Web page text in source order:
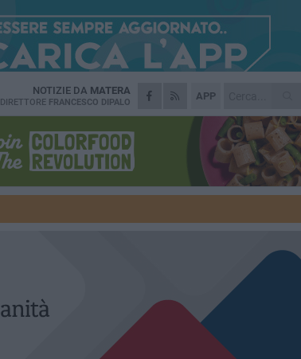
APP
NOTIZIE DA MATERA
DIRETTORE FRANCESCO DIPALO